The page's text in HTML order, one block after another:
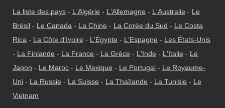
La liste des pays - L'Algérie - L'Allemagne - L'Australie - Le
Brésil - Le Canada - La Chine - La Corée du Sud - Le Costa
Rica - La Côte d'Ivoire - L'Égypte - L'Espagne - Les États-Unis
- La Finlande - La France - La Grèce - L'Inde - L'Italie - Le
Japon - Le Maroc - Le Mexique - Le Portugal - Le Royaume-
Uni - La Russie - La Suisse - La Thaïlande - La Tunisie - Le
Vietnam